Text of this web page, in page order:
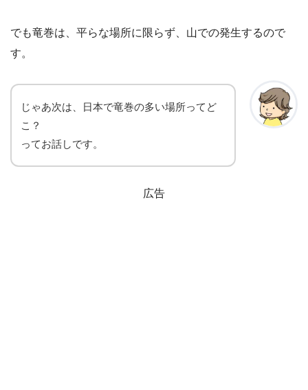
でも竜巻は、平らな場所に限らず、山での発生するので
す。
じゃあ次は、日本で竜巻の多い場所ってど
こ？
ってお話しです。
広告